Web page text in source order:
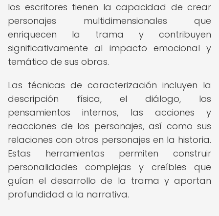
los escritores tienen la capacidad de crear
personajes multidimensionales que
enriquecen la trama y contribuyen
significativamente al impacto emocional y
temático de sus obras.
Las técnicas de caracterización incluyen la
descripción física, el diálogo, los
pensamientos internos, las acciones y
reacciones de los personajes, así como sus
relaciones con otros personajes en la historia.
Estas herramientas permiten construir
personalidades complejas y creíbles que
guían el desarrollo de la trama y aportan
profundidad a la narrativa.